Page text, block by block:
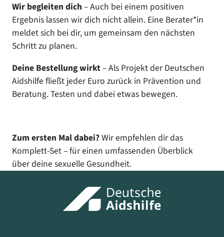
Wir begleiten dich – Auch bei einem positiven
Ergebnis lassen wir dich nicht allein. Eine Berater*in
meldet sich bei dir, um gemeinsam den nächsten
Schritt zu planen.
Deine Bestellung wirkt– Als Projekt der Deutschen
Aidshilfe fließt jeder Euro zurück in Prävention und
Beratung. Testen und dabei etwas bewegen.
Zum ersten Mal dabei?Wir empfehlen dir das
Komplett-Set – für einen umfassenden Überblick
über deine sexuelle Gesundheit.